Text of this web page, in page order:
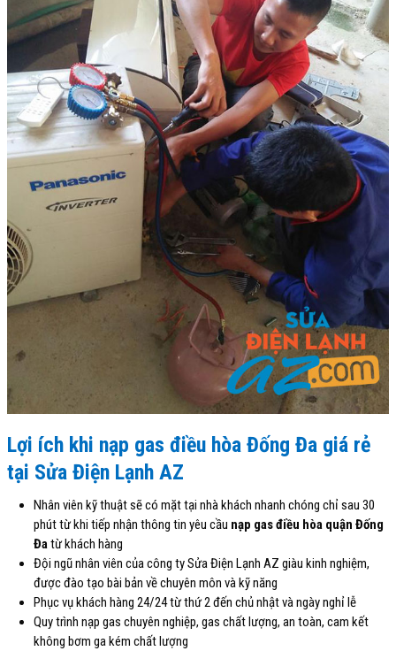
Lợi ích khi nạp gas điều hòa Đống Đa giá rẻ
tại Sửa Điện Lạnh AZ
Nhân viên kỹ thuật sẽ có mặt tại nhà khách nhanh chóng chỉ sau 30
phút từ khi tiếp nhận thông tin yêu cầu nạp gas điều hòa quận Đống
Đatừ khách hàng
Đội ngũ nhân viên của công ty Sửa Điện Lạnh AZ giàu kinh nghiệm,
được đào tạo bài bản về chuyên môn và kỹ năng
Phục vụ khách hàng 24/24 từ thứ 2 đến chủ nhật và ngày nghỉ lễ
Quy trình nạp gas chuyên nghiệp, gas chất lượng, an toàn, cam kết
không bơm ga kém chất lượng